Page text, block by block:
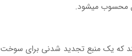
محسوب میشود.
که یک منبع تجدید شدنی برای سوخت